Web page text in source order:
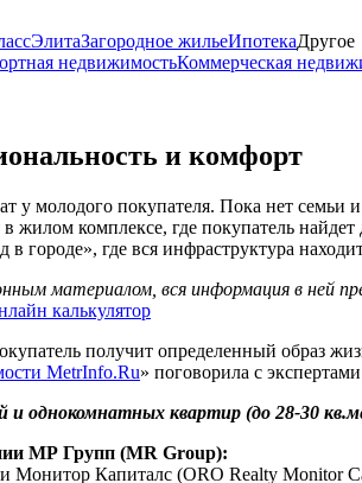
ЭлитаЗагородное жильеИпотекаДругое
недвижимостьКоммерческая
и комфорт
молодого покупателя. Пока нет семьи
жилом комплексе, где покупатель
городе», где вся инфраструктура
материалом, вся информация в ней
калькулятор
получит определенный образ
MetrInfo.Ru» поговорила с
однокомнатных квартир (до 28-30
МР Групп (MR Group):
Монитор Капиталс (ORO Realty Monitor